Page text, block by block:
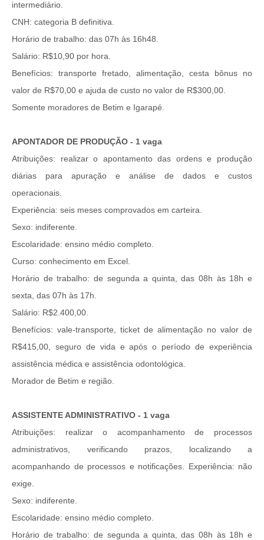
intermediário.
CNH: categoria B definitiva.
Horário de trabalho: das 07h às 16h48.
Salário: R$10,90 por hora.
Benefícios: transporte fretado, alimentação, cesta bônus no
valor de R$70,00 e ajuda de custo no valor de R$300,00.
Somente moradores de Betim e Igarapé.
APONTADOR DE PRODUÇÃO - 1 vaga
Atribuições: realizar o apontamento das ordens e produção
diárias para apuração e análise de dados e custos
operacionais.
Experiência: seis meses comprovados em carteira.
Sexo: indiferente.
Escolaridade: ensino médio completo.
Curso: conhecimento em Excel.
Horário de trabalho: de segunda a quinta, das 08h às 18h e
sexta, das 07h às 17h.
Salário: R$2.400,00.
Benefícios: vale-transporte, ticket de alimentação no valor de
R$415,00, seguro de vida e após o período de experiência
assistência médica e assistência odontológica.
Morador de Betim e região.
ASSISTENTE ADMINISTRATIVO - 1 vaga
Atribuições: realizar o acompanhamento de processos
administrativos, verificando prazos, localizando a
acompanhando de processos e notificações. Experiência: não
exige.
Sexo: indiferente.
Escolaridade: ensino médio completo.
Horário de trabalho: de segunda a quinta, das 08h às 18h e